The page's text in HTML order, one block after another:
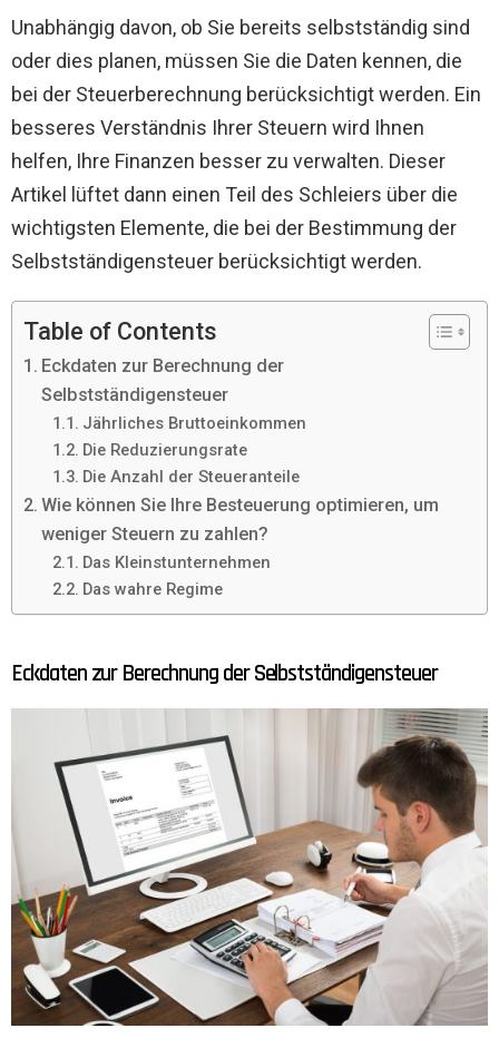
Unabhängig davon, ob Sie bereits selbstständig sind
oder dies planen, müssen Sie die Daten kennen, die
bei der Steuerberechnung berücksichtigt werden. Ein
besseres Verständnis Ihrer Steuern wird Ihnen
helfen, Ihre Finanzen besser zu verwalten. Dieser
Artikel lüftet dann einen Teil des Schleiers über die
wichtigsten Elemente, die bei der Bestimmung der
Selbstständigensteuer berücksichtigt werden.
Table of Contents
Eckdaten zur Berechnung der
Selbstständigensteuer
Jährliches Bruttoeinkommen
Die Reduzierungsrate
Die Anzahl der Steueranteile
Wie können Sie Ihre Besteuerung optimieren, um
weniger Steuern zu zahlen?
Das Kleinstunternehmen
Das wahre Regime
Eckdaten zur Berechnung der Selbstständigensteuer